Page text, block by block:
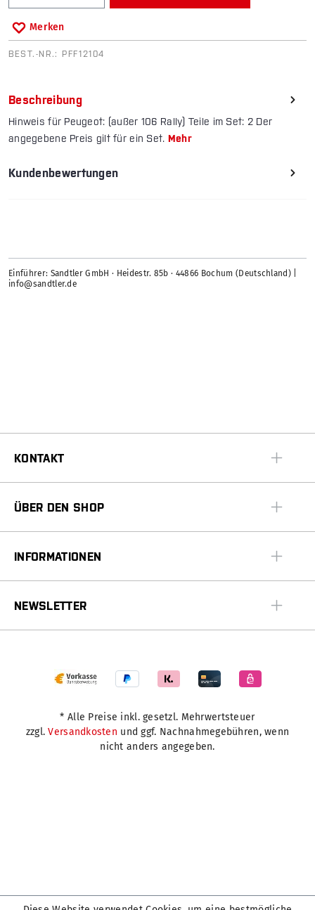
Merken
BEST.-NR.: PFF12104
Beschreibung
Hinweis für Peugeot: (außer 106 Rally) Teile im Set: 2 Der
angegebene Preis gilt für ein Set. Mehr
Kundenbewertungen
Einführer: Sandtler GmbH · Heidestr. 85b · 44866 Bochum (Deutschland) |
info@sandtler.de
KONTAKT
ÜBER DEN SHOP
INFORMATIONEN
NEWSLETTER
* Alle Preise inkl. gesetzl. Mehrwertsteuer
zzgl.Versandkosten und ggf. Nachnahmegebühren, wenn
nicht anders angegeben.